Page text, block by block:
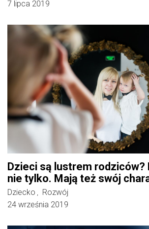
7 lipca 2019
Dzieci są lustrem rodziców?
nie tylko. Mają też swój
Dziecko ,
Rozwój
24 września 2019